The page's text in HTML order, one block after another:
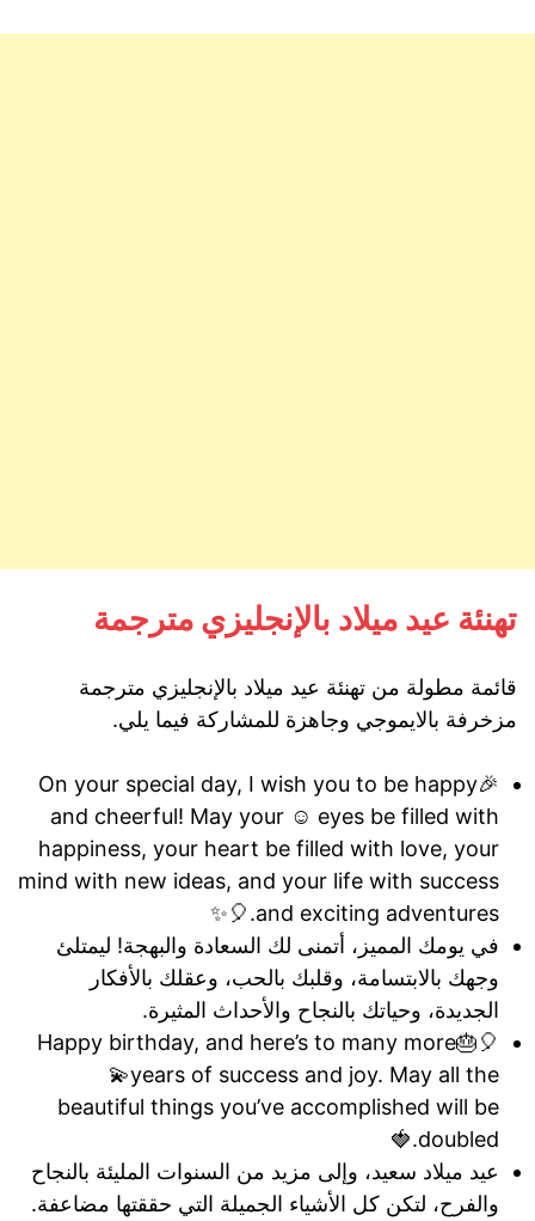
تهنئة عيد ميلاد بالإنجليزي مترجمة
قائمة مطولة من تهنئة عيد ميلاد بالإنجليزي مترجمة
مزخرفة بالايموجي وجاهزة للمشاركة فيما يلي.
🎉On your special day, I wish you to be happy
and cheerful! May your ☺ eyes be filled with
happiness, your heart be filled with love, your
mind with new ideas, and your life with success
and exciting adventures.🎈✨
في يومك المميز، أتمنى لك السعادة والبهجة! ليمتلئ
وجهك بالابتسامة، وقلبك بالحب، وعقلك بالأفكار
الجديدة، وحياتك بالنجاح والأحداث المثيرة.
🎈🎂Happy birthday, and here’s to many more
💫years of success and joy. May all the
beautiful things you’ve accomplished will be
doubled.🍓
عيد ميلاد سعيد، وإلى مزيد من السنوات المليئة بالنجاح
والفرح، لتكن كل الأشياء الجميلة التي حققتها مضاعفة.